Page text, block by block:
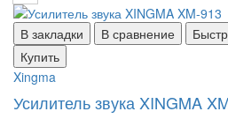
В закладки В сравнение
Купить
Xingma
Усилитель звука XINGMA